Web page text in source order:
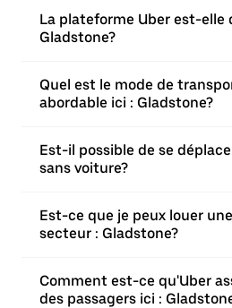
La plateforme Uber est-elle
Gladstone?
Quel est le mode de
abordable ici : Gladstone?
Est-il possible de se
sans voiture?
Est-ce que je peux louer
secteur : Gladstone?
Comment est-ce qu'Uber
des passagers ici :